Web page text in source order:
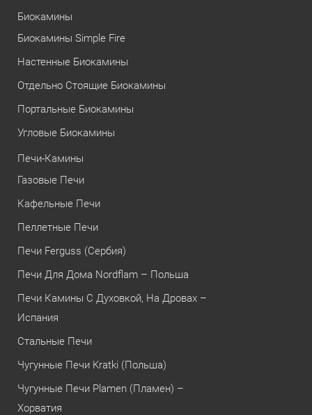
Биокамины
Биокамины Simple Fire
Настенные Биокамины
Отдельно Стоящие Биокамины
Портальные Биокамины
Угловые Биокамины
Печи-Камины
Газовые Печи
Кафельные Печи
Пеллетные Печи
Печи Ferguss (Сербия)
Печи Для Дома Nordflam – Польша
Печи Камины С Духовкой, На Дровах –
Испания
Стальные Печи
Чугунные Печи Kratki (Польша)
Чугунные Печи Plamen (Пламен) –
Хорватия